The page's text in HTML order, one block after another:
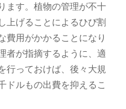
ます。植物の管理が不十
上げることによるひび割
費用がかかることになり
者が指摘するように、適
行っておけば、後々大規
ドルもの出費を抑えるこ